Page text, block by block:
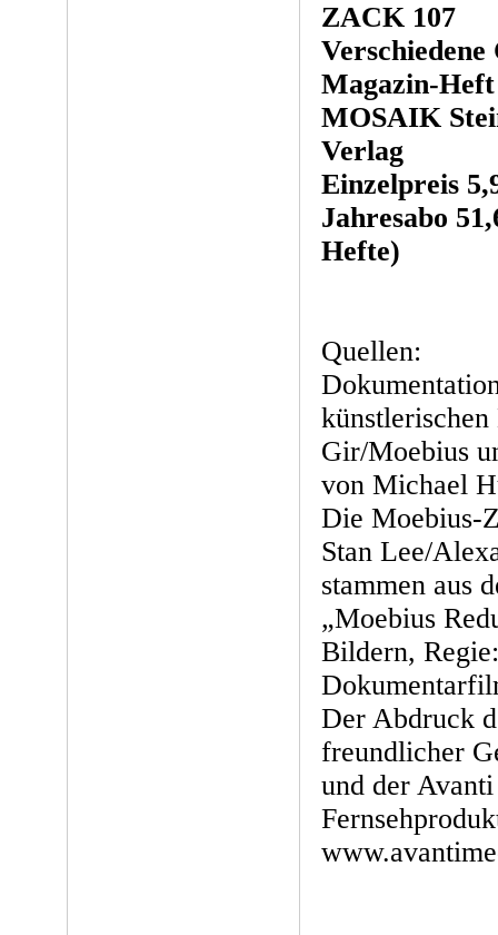
ZACK 107
Magazin-
MOSAIK
Verlag
Einzelpreis
Jahresabo
Hefte)
Quellen:
Gir/Moebius
von Michael
Die Moebius-
Stan Lee/
stammen aus
„Moebius
Bildern,
Der Abdruck
freundlicher
und der